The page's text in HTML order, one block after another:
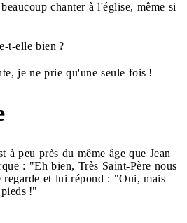
chanter à l'église, même si
t-elle bien ?
je ne prie qu'une seule fois !
à peu près du même âge que Jean
: "Eh bien, Très Saint-Père nous
et lui répond : "Oui, mais
!"